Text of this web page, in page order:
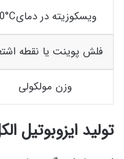
20°Cویسکوزیته در دمای
فلش پوینت یا نقطه
وزن مولکولی
تولید ایزوبوتیل